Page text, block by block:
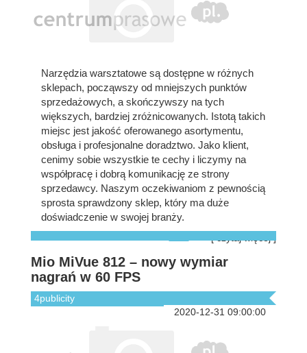
Narzędzia warsztatowe są dostępne w różnych
sklepach, począwszy od mniejszych punktów
sprzedażowych, a skończywszy na tych
większych, bardziej zróżnicowanych. Istotą takich
miejsc jest jakość oferowanego asortymentu,
obsługa i profesjonalne doradztwo. Jako klient,
cenimy sobie wszystkie te cechy i liczymy na
współpracę i dobrą komunikację ze strony
sprzedawcy. Naszym oczekiwaniom z pewnością
sprosta sprawdzony sklep, który ma duże
doświadczenie w swojej branży.
Mio MiVue 812 – nowy wymiar
nagrań w 60 FPS
4publicity
2020-12-31 09:00:00